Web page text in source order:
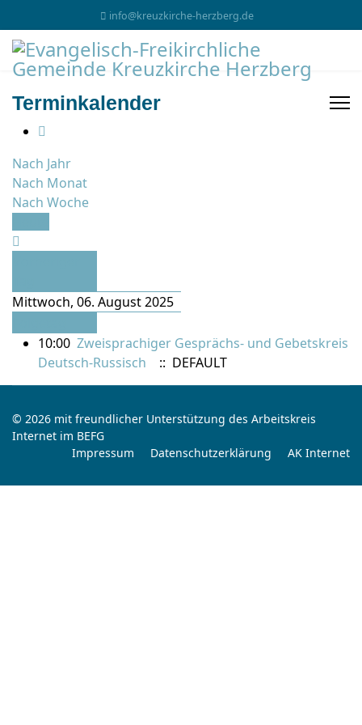
info@kreuzkirche-herzberg.de
Terminkalender
Nach Jahr
Nach Monat
Nach Woche
Mittwoch, 06. August 2025
10:00 Zweisprachiger Gesprächs- und Gebetskreis
Deutsch-Russisch
:: DEFAULT
© 2026 mit freundlicher Unterstützung des Arbeitskreis
Internet im BEFG
Impressum
Datenschutzerklärung AK Internet